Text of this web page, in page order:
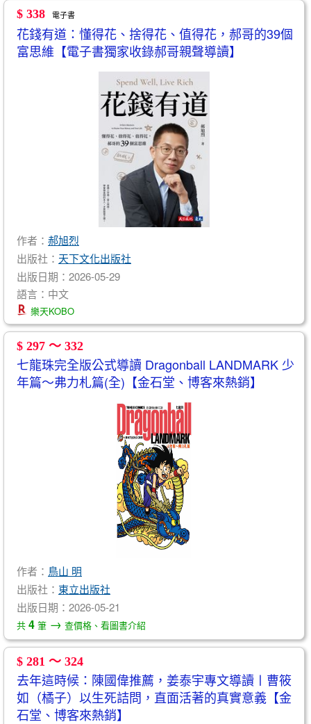
$ 338 電子書
花錢有道：懂得花、捨得花、值得花，郝哥的39個
富思維【電子書獨家收錄郝哥親聲導讀】
作者： 郝旭烈
出版社： 天下文化出版社
出版日期：2026-05-29
語言：中文
樂天KOBO
$ 297 ～ 332
七龍珠完全版公式導讀 Dragonball LANDMARK 少
年篇〜弗力札篇(全)【金石堂、博客來熱銷】
作者： 鳥山 明
出版社： 東立出版社
出版日期：2026-05-21
共 4 筆 → 查價格、看圖書介紹
$ 281 ～ 324
去年這時候：陳國偉推薦，姜泰宇專文導讀〡曹筱
如（橘子）以生死詰問，直面活著的真實意義【金
石堂、博客來熱銷】